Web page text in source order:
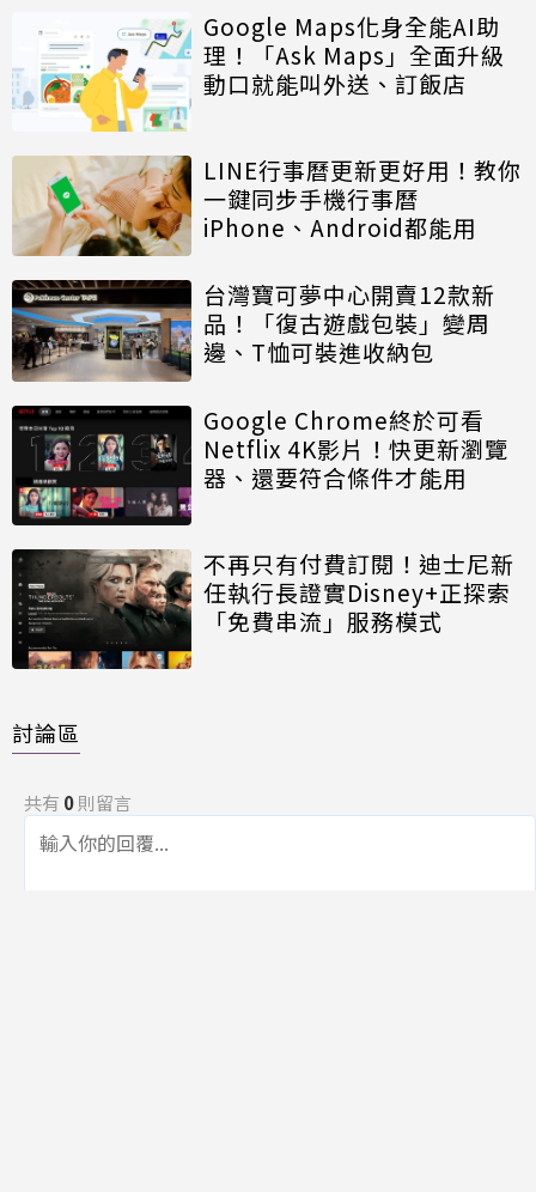
Google Maps化身全能AI助
理！「Ask Maps」全面升級
動口就能叫外送、訂飯店
LINE行事曆更新更好用！教你
一鍵同步手機行事曆
iPhone、Android都能用
台灣寶可夢中心開賣12款新
品！「復古遊戲包裝」變周
邊、T恤可裝進收納包
Google Chrome終於可看
Netflix 4K影片！快更新瀏覽
器、還要符合條件才能用
不再只有付費訂閱！迪士尼新
任執行長證實Disney+正探索
「免費串流」服務模式
討論區
共有 0則留言